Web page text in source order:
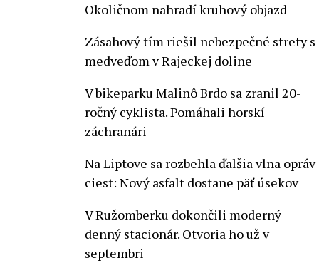
Okoličnom nahradí kruhový objazd
Zásahový tím riešil nebezpečné strety s
medveďom v Rajeckej doline
V bikeparku Malinô Brdo sa zranil 20-
ročný cyklista. Pomáhali horskí
záchranári
Na Liptove sa rozbehla ďalšia vlna opráv
ciest: Nový asfalt dostane päť úsekov
V Ružomberku dokončili moderný
denný stacionár. Otvoria ho už v
septembri